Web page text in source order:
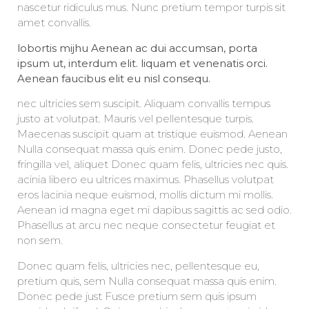
nascetur ridiculus mus. Nunc pretium tempor turpis sit
amet convallis.
lobortis mijhu Aenean ac dui accumsan, porta
ipsum ut, interdum elit. liquam et venenatis orci.
Aenean faucibus elit eu nisl consequ.
nec ultricies sem suscipit. Aliquam convallis tempus
justo at volutpat. Mauris vel pellentesque turpis.
Maecenas suscipit quam at tristique euismod. Aenean
Nulla consequat massa quis enim. Donec pede justo,
fringilla vel, aliquet Donec quam felis, ultricies nec quis.
acinia libero eu ultrices maximus. Phasellus volutpat
eros lacinia neque euismod, mollis dictum mi mollis.
Aenean id magna eget mi dapibus sagittis ac sed odio.
Phasellus at arcu nec neque consectetur feugiat et
non sem.
Donec quam felis, ultricies nec, pellentesque eu,
pretium quis, sem Nulla consequat massa quis enim.
Donec pede just Fusce pretium sem quis ipsum